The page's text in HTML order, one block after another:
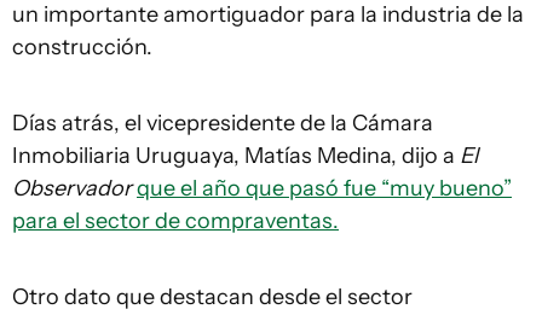
un importante amortiguador para la industria de la
construcción.
Días atrás, el vicepresidente de la Cámara
Inmobiliaria Uruguaya, Matías Medina, dijo a El
Observadorque el año que pasó fue “muy bueno”
para el sector de compraventas.
Otro dato que destacan desde el sector